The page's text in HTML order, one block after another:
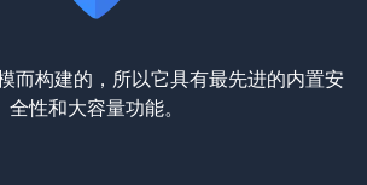
而构建的，所以它具有最先进的内置安
全性和大容量功能。